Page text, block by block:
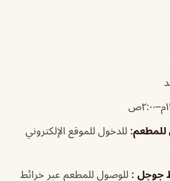
للمطعم: للدخول للموقع الإلكتروني
جوجل : للوصول للمطعم عبر خرائط